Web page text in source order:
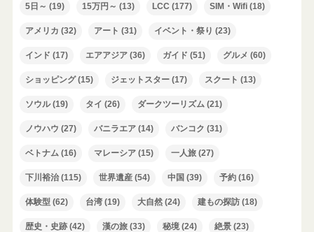
5日～ (19) 15万円～ (13) LCC (177) SIM・Wifi(18)
アメリカ (32) アート (31) イベント・祭り (23)
インド (17) エアアジア(36) ガイド (51) グルメ (60)
ショッピング(15) ジェットスター(17) スクート (13)
ソウル(19) タイ (26) ダークツーリズム(21)
ノウハウ (27) バニラエア(14) バンコク (31)
ベトナム(16) マレーシア(15) 一人旅(27)
下川裕治(115) 世界遺産(54) 中国 (39) 予約(16)
体験型(62) 台湾(19) 大自然(24) 建もの探訪(18)
歴史・史跡(42) 漢の旅(33) 秘境(24) 絶景(23)